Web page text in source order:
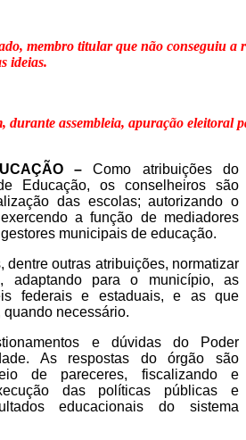
membro titular que não conseguiu a
ideias.
durante assembleia, apuração eleitoral
– Como atribuições do
Educação, os conselheiros são
das escolas; autorizando o
a função de mediadores
municipais de educação.
dentre outras atribuições, normatizar
adaptando para o município, as
federais e estaduais, e as que
necessário.
e dúvidas do Poder
As respostas do órgão são
de pareceres, fiscalizando e
das políticas públicas e
educacionais do sistema